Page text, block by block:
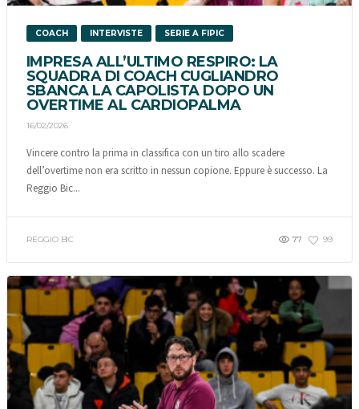
COACH INTERVISTE SERIE A FIPIC
IMPRESA ALL’ULTIMO RESPIRO: LA
SQUADRA DI COACH CUGLIANDRO
SBANCA LA CAPOLISTA DOPO UN
OVERTIME AL CARDIOPALMA
16/02/2026
Vincere contro la prima in classifica con un tiro allo scadere
dell’overtime non era scritto in nessun copione. Eppure è successo. La
Reggio Bic...
REGGIO BIC 77 99